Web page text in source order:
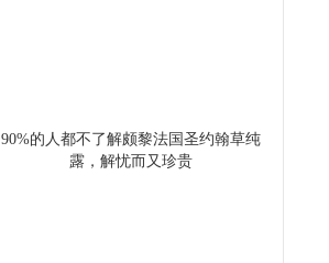
90%的人都不了解颇黎法国圣约翰草纯
露，解忧而又珍贵